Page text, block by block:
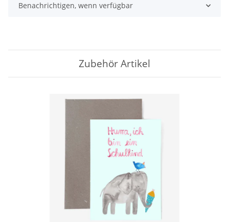
Benachrichtigen, wenn verfügbar
Zubehör Artikel